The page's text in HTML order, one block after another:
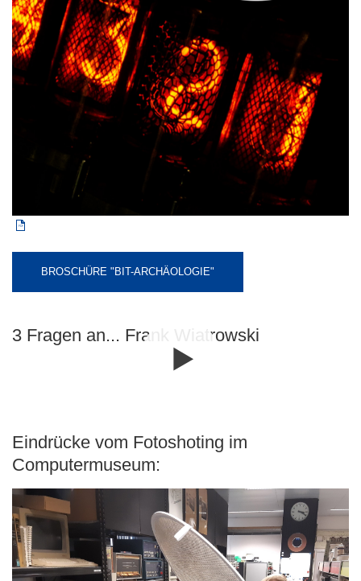
BROSCHÜRE "BIT-ARCHÄOLOGIE"
3 Fragen an... Frank Wiatrowski
Eindrücke vom Fotoshoting im
Computermuseum: